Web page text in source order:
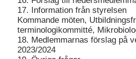
17. Information från styrelsen
Kommande möten,
terminologikommitté,
18. Medlemmarnas förslag på
2023/2024